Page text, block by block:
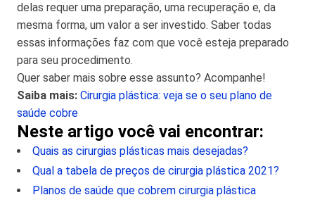
delas requer uma preparação, uma recuperação e, da
mesma forma, um valor a ser investido. Saber todas
essas informações faz com que você esteja preparado
para seu procedimento.
Quer saber mais sobre esse assunto? Acompanhe!
Saiba mais: Cirurgia plástica: veja se o seu plano de
saúde cobre
Neste artigo você vai encontrar:
Quais as cirurgias plásticas mais desejadas?
Qual a tabela de preços de cirurgia plástica 2021?
Planos de saúde que cobrem cirurgia plástica